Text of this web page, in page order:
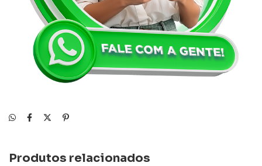
Produtos relacionados